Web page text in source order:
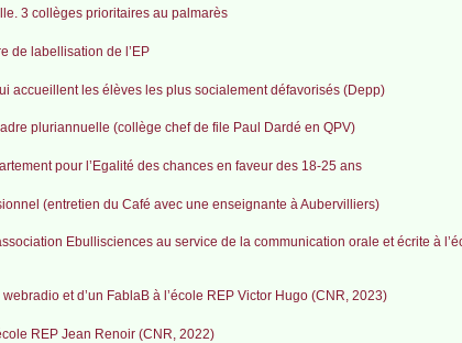
3 collèges prioritaires au palmarès
de labellisation de l’EP
accueillent les élèves les plus socialement défavorisés (Depp)
pluriannuelle (collège chef de file Paul Dardé en QPV)
pour l’Egalité des chances en faveur des 18-25 ans
(entretien du Café avec une enseignante à Aubervilliers)
Ebullisciences au service de la communication orale et écrite à
et d’un FablaB à l’école REP Victor Hugo (CNR, 2023)
REP Jean Renoir (CNR, 2022)